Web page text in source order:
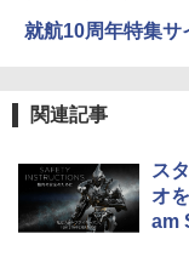
就航10周年特集サ
関連記事
ス
オ
am